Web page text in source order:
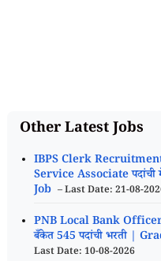
Other Latest Jobs
IBPS Clerk
Service Associate
Job – Last Date: 21-08-
PNB Local Bank
बँकेत 545 पदांची भरती |
Last Date: 10-08-2026